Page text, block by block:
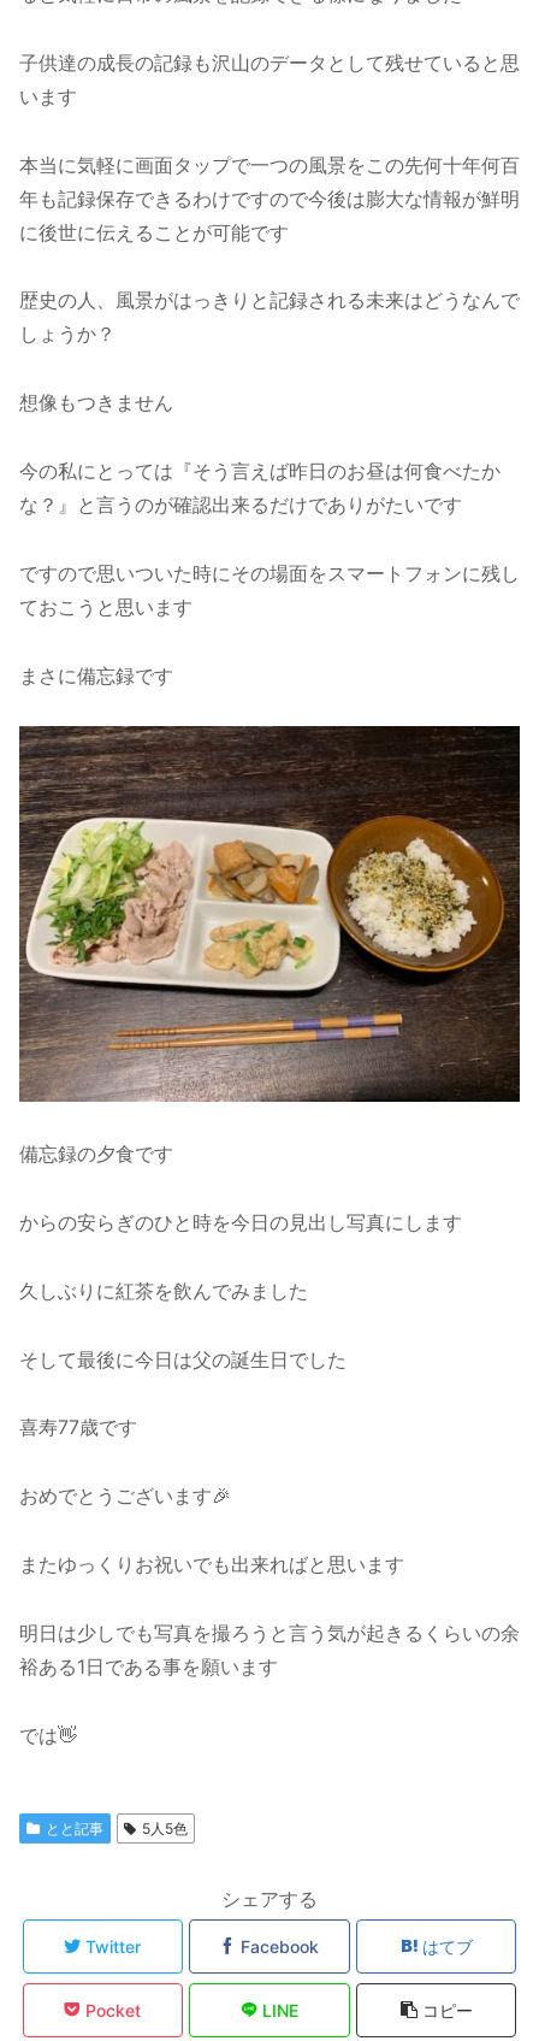
子供達の成長の記録も沢山のデータとして残せていると思
います
本当に気軽に画面タップで一つの風景をこの先何十年何百
年も記録保存できるわけですので今後は膨大な情報が鮮明
に後世に伝えることが可能です
歴史の人、風景がはっきりと記録される未来はどうなんで
しょうか？
想像もつきません
今の私にとっては『そう言えば昨日のお昼は何食べたか
な？』と言うのが確認出来るだけでありがたいです
ですので思いついた時にその場面をスマートフォンに残し
ておこうと思います
まさに備忘録です
備忘録の夕食です
からの安らぎのひと時を今日の見出し写真にします
久しぶりに紅茶を飲んでみました
そして最後に今日は父の誕生日でした
喜寿77歳です
おめでとうございます🎉
またゆっくりお祝いでも出来ればと思います
明日は少しでも写真を撮ろうと言う気が起きるくらいの余
裕ある1日である事を願います
では👋
とと記事 5人5色
シェアする
Twitter Facebook はてブ
Pocket LINE コピー